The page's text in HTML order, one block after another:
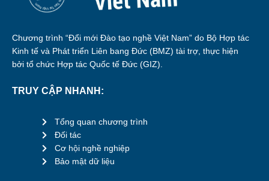
Chương trình “Đổi mới Đào tạo nghề Việt Nam” do Bộ Hợp tác
Kinh tế và Phát triển Liên bang Đức (BMZ) tài trợ, thực hiện
bởi tổ chức Hợp tác Quốc tế Đức (GIZ).
TRUY CẬP NHANH:
Tổng quan chương trình
Đối tác
Cơ hội nghề nghiệp
Bảo mật dữ liệu